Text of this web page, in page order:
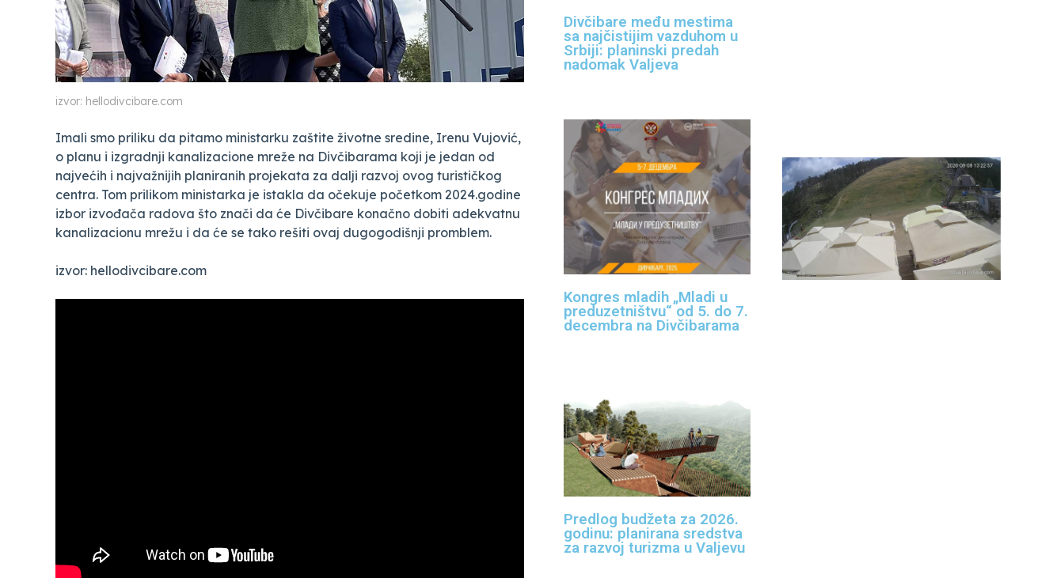
izvor: hellodivcibare.com
Imali smo priliku da pitamo ministarku zaštite životne sredine, Irenu Vujović,
o planu i izgradnji kanalizacione mreže na Divčibarama koji je jedan od
najvećih i najvažnijih planiranih projekata za dalji razvoj ovog turističkog
centra. Tom prilikom ministarka je istakla da očekuje početkom 2024.godine
izbor izvođača radova što znači da će Divčibare konačno dobiti adekvatnu
kanalizacionu mrežu i da će se tako rešiti ovaj dugogodišnji promblem.
izvor: hellodivcibare.com
Divčibare među mestima
sa najčistijim vazduhom u
Srbiji: planinski predah
nadomak Valjeva
Kongres mladih „Mladi u
preduzetništvu“ od 5. do 7.
decembra na Divčibarama
Predlog budžeta za 2026.
godinu: planirana sredstva
za razvoj turizma u Valjevu